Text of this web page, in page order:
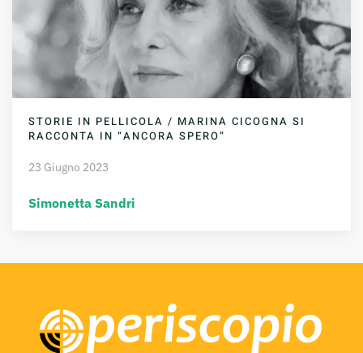
STORIE IN PELLICOLA / MARINA CICOGNA SI
RACCONTA IN “ANCORA SPERO”
23 Giugno 2023
Simonetta Sandri